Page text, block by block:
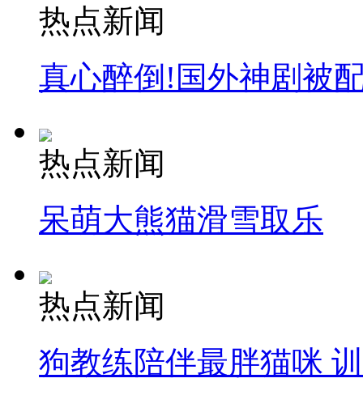
热点新闻
真心醉倒!国外神剧被
热点新闻
呆萌大熊猫滑雪取乐
热点新闻
狗教练陪伴最胖猫咪